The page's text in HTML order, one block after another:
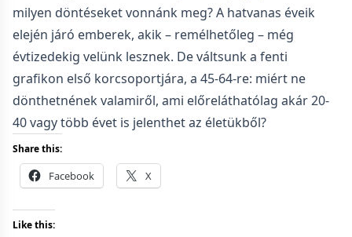
milyen döntéseket vonnánk meg? A hatvanas éveik
elején járó emberek, akik – remélhetőleg – még
évtizedekig velünk lesznek. De váltsunk a fenti
grafikon első korcsoportjára, a 45-64-re: miért ne
dönthetnének valamiről, ami előreláthatólag akár 20-
40 vagy több évet is jelenthet az életükből?
Share this:
Facebook X
Like this: